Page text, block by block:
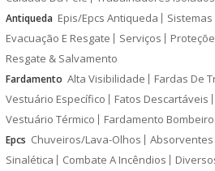
Antiqueda Epis/Epcs Antiqueda
Evacuação E Resgate
Serviços
Resgate & Salvamento
Fardamento Alta Visibilidade Fardas De
Vestuário Específico
Fatos Descartáveis
Vestuário Térmico
Fardamento
Epcs Chuveiros/Lava-Olhos
Sinalética
Combate A Incêndios